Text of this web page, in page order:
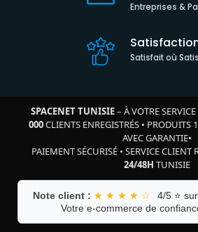
Entreprises &
Satisfait où
SPACENET TUNISIE– À VOTRE
000CLIENTS ENREGISTRÉS• PRODUITS
AVEC GARANTIE•
PAIEMENT SÉCURISÉ • SERVICE CLIENT
24/48H TUNISIE
Note client : ★ ★ ★ ★ ☆
4/5 ⭐
Votre e-commerce de